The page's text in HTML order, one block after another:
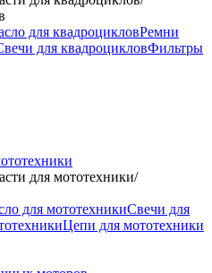
для квадроцикловРемни
для квадроцикловФильтры
для мототехники/
для мототехникиСвечи для
Цепи для мототехники